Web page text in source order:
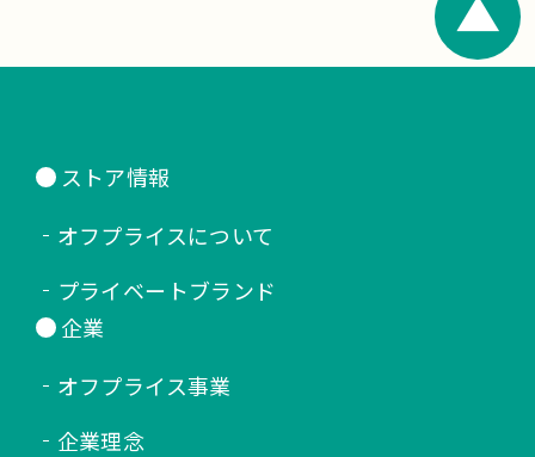
ストア情報
オフプライスについて
プライベートブランド
企業
オフプライス事業
企業理念